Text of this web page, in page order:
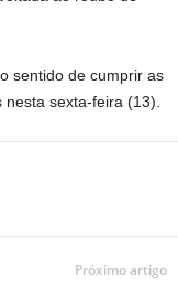
sentido de cumprir as
sexta-feira (13).
Próximo artigo